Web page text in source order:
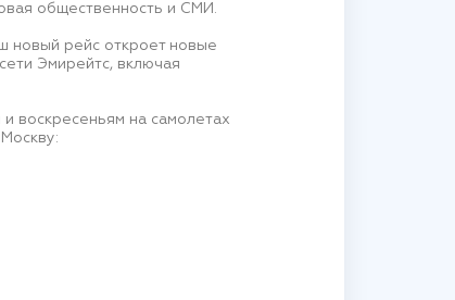
общественность и СМИ.
новый рейс откроет новые
Эмирейтс, включая
воскресеньям на самолетах